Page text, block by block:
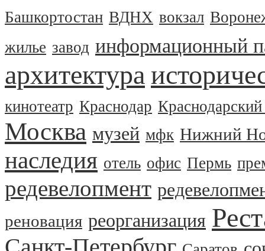
Башкортостан ВДНХ вокзал
жилье завод информационный
архитектура
кинотеатр Краснодар
Москва музей мфк Нижний
наследия отель офис Пермь
редевелопмент
реновация реорганизация